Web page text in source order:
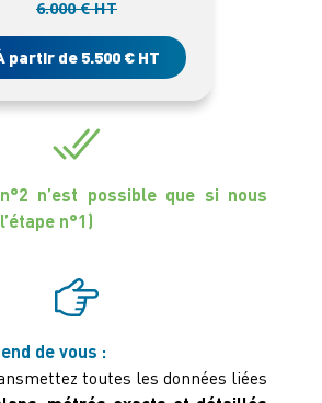
6.000 € HT
partir de 5.500 € HT
n’est possible que si nous
n°1)
de vous :
toutes les données liées